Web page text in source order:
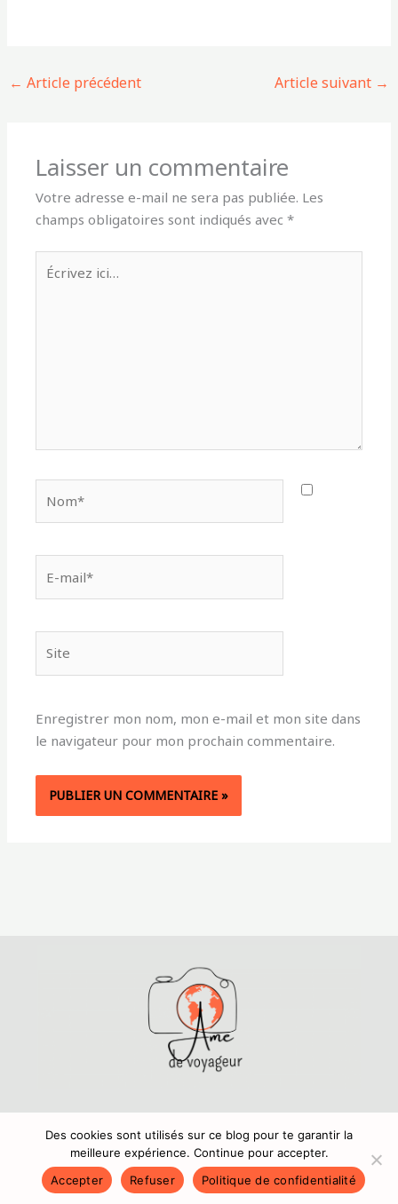
← Article précédent Article suivant →
Laisser un commentaire
Votre adresse e-mail ne sera pas publiée. Les
champs obligatoires sont indiqués avec*
ici…
mail*
Enregistrer mon nom, mon e-mail et mon site dans
le navigateur pour mon prochain commentaire.
Mentions légales,
Copyright © 2024 Amedevoyageur.fr
Des cookies sont utilisés sur ce blog pour te garantir la
meilleure expérience. Continue pour accepter.
Accepter
Refuser Politique de confidentialité